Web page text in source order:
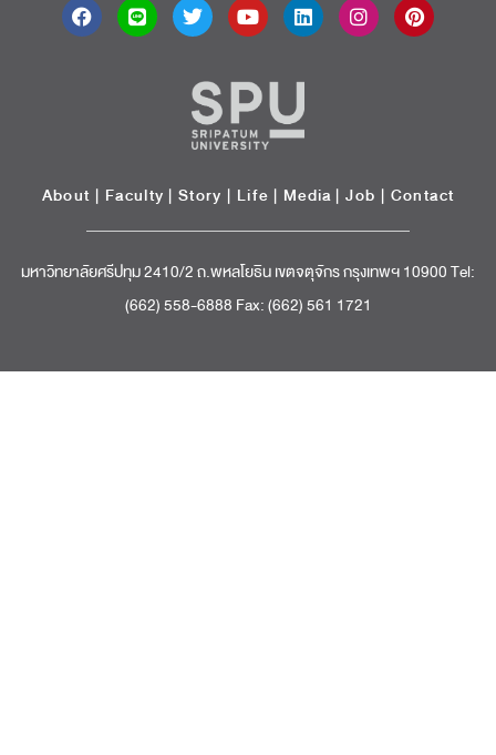
About | Faculty | Story | Life | Media |Job | Contact
มหาวิทยาลัยศรีปทุม 2410/2 ถ.พหลโยธิน เขตจตุจักร กรุงเทพฯ 10900 Tel:
(662) 558-6888 Fax: (662) 561 1721